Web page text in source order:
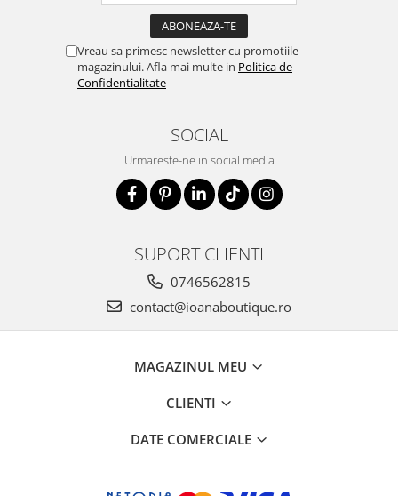
Vreau sa primesc newsletter cu promotiile
magazinului. Afla mai multe in Politica de
Confidentialitate
SOCIAL
Urmareste-ne in social media
SUPORT CLIENTI
0746562815
contact@ioanaboutique.ro
MAGAZINUL MEU
CLIENTI
DATE COMERCIALE